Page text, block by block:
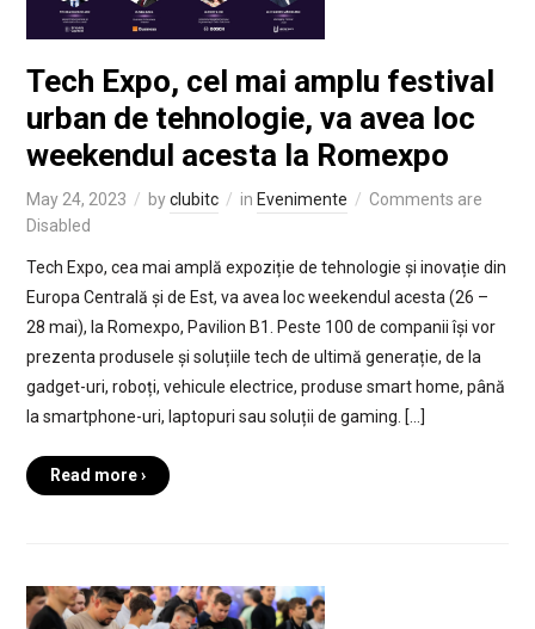
Tech Expo, cel mai amplu festival
urban de tehnologie, va avea loc
weekendul acesta la Romexpo
May 24, 2023 byclubitc in Evenimente
Comments are
Disabled
Tech Expo, cea mai amplă expoziție de tehnologie și inovație din
Europa Centrală și de Est, va avea loc weekendul acesta (26 –
28 mai), la Romexpo, Pavilion B1. Peste 100 de companii își vor
prezenta produsele și soluțiile tech de ultimă generație, de la
gadget-uri, roboți, vehicule electrice, produse smart home, până
la smartphone-uri, laptopuri sau soluții de gaming. […]
Read more ›